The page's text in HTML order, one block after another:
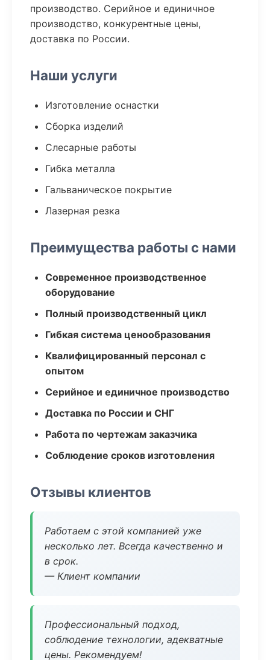
производство. Серийное и единичное
производство, конкурентные цены,
доставка по России.
Наши услуги
Изготовление оснастки
Сборка изделий
Слесарные работы
Гибка металла
Гальваническое покрытие
Лазерная резка
Преимущества работы с нами
Современное производственное
оборудование
Полный производственный цикл
Гибкая система ценообразования
Квалифицированный персонал с
опытом
Серийное и единичное производство
Доставка по России и СНГ
Работа по чертежам заказчика
Соблюдение сроков изготовления
Отзывы клиентов
Работаем с этой компанией уже
несколько лет. Всегда качественно и
в срок.
— Клиент компании
Профессиональный подход,
соблюдение технологии, адекватные
цены. Рекомендуем!